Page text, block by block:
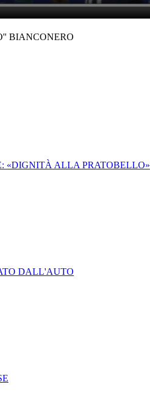
BIANCONERO
«DIGNITÀ ALLA PRATOBELLO»
DALL'AUTO